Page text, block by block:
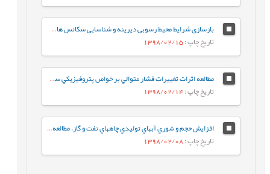
بازسازی شرایط محیط رسوبی دیرینه و شناسایی سکانس های رسوبی موجود در سازند قم براساس میکروفاسیس¬ها در ناحیه کهک (جنوب غرب قم)
تاریخ چاپ: 1398/02/15
مطالعه اثرات تغييرات فشار متوالي بر خواص پتروفيزيکي سنگ مخازن کربناته
تاریخ چاپ: 1398/02/14
افزايش حجم و شوري آبهاي توليدي چاههاي نفت و گاز، مطالعه موردي: مخزن گازي مزدوران
تاریخ چاپ: 1398/02/08